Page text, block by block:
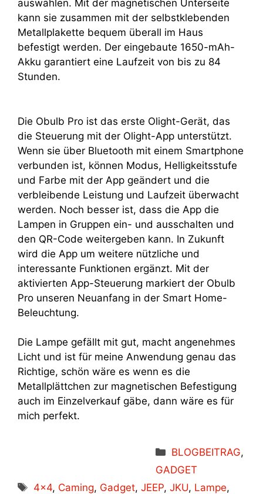
auswählen. Mit der magnetischen Unterseite
kann sie zusammen mit der selbstklebenden
Metallplakette bequem überall im Haus
befestigt werden. Der eingebaute 1650-mAh-
Akku garantiert eine Laufzeit von bis zu 84
Stunden.
Die Obulb Pro ist das erste Olight-Gerät, das
die Steuerung mit der Olight-App unterstützt.
Wenn sie über Bluetooth mit einem Smartphone
verbunden ist, können Modus, Helligkeitsstufe
und Farbe mit der App geändert und die
verbleibende Leistung und Laufzeit überwacht
werden. Noch besser ist, dass die App die
Lampen in Gruppen ein- und ausschalten und
den QR-Code weitergeben kann. In Zukunft
wird die App um weitere nützliche und
interessante Funktionen ergänzt. Mit der
aktivierten App-Steuerung markiert der Obulb
Pro unseren Neuanfang in der Smart Home-
Beleuchtung.
Die Lampe gefällt mit gut, macht angenehmes
Licht und ist für meine Anwendung genau das
Richtige, schön wäre es wenn es die
Metallplättchen zur magnetischen Befestigung
auch im Einzelverkauf gäbe, dann wäre es für
mich perfekt.
Kategorien
BLOGBEITRAG,
GADGET
Schlagwörter
4x4, Caming, Gadget,JEEP,JKU, Lampe,